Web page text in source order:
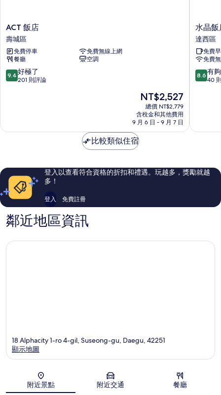
ACT
飯
店
壽
城
區
ACT 飯店
壽城區
免費停車
免費無線上網
餐廳
空調
9.4
分，
極
評
論
9.4 好極了
201 則評論
現
在
價
格
為
NT$2,527
總價 NT$2,779
含稅金和其他費用
9 月 6 日 - 9 月 7 日
水
晶
飯
店
達
西
區
水晶飯
達西區
免費
免費
8.6
分，
夠
評
論
8.6 有
40
比較類似住宿
登入以查看符合資格的折扣和禮遇。玩越多，獎勵就越
多！
登入 免費註冊
鄰近地區資訊
地圖
18 Alphacity 1-ro 4-gil, Suseong-gu, Daegu, 42251
顯示地圖
附近景點 附近交通 餐廳